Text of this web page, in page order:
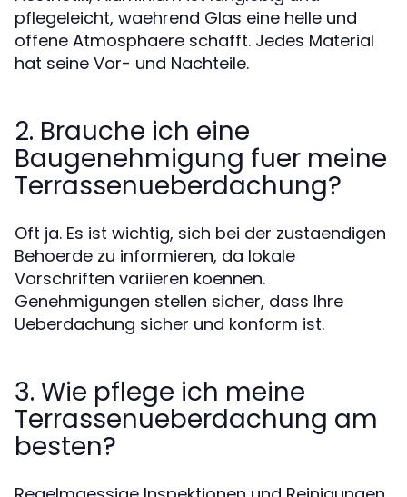
pflegeleicht, waehrend Glas eine helle und
offene Atmosphaere schafft. Jedes Material
hat seine Vor- und Nachteile.
2. Brauche ich eine
Baugenehmigung fuer meine
Terrassenueberdachung?
Oft ja. Es ist wichtig, sich bei der zustaendigen
Behoerde zu informieren, da lokale
Vorschriften variieren koennen.
Genehmigungen stellen sicher, dass Ihre
Ueberdachung sicher und konform ist.
3. Wie pflege ich meine
Terrassenueberdachung am
besten?